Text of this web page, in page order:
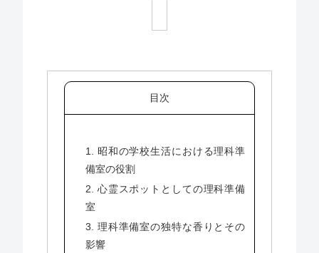
目次
1. 昭和の学校生活における理科準
備室の役割
2. 心霊スポットとしての理科準備
室
3. 理科準備室の独特な香りとその
影響